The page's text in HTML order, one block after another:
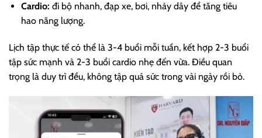
Cardio: đi bộ nhanh, đạp xe, bơi, nhảy dây để tăng tiêu
hao năng lượng.
Lịch tập thực tế có thể là 3-4 buổi mỗi tuần, kết hợp 2-3 buổi
tập sức mạnh và 2-3 buổi cardio nhẹ đến vừa. Điều quan
trọng là duy trì đều, không tập quá sức trong vài ngày rồi bỏ.